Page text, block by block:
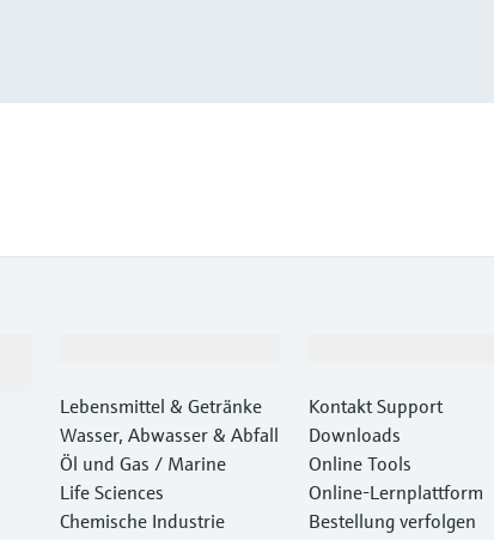
Lebensmittel & Getränke
Wasser, Abwasser & Abfall
Öl und Gas / Marine
Life Sciences
Chemische Industrie
Kontakt Support
Downloads
Online Tools
Online-Lernplattform
Bestellung verfolgen